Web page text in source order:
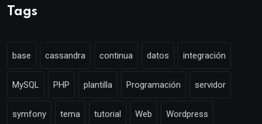
Tags
base cassandra continua datos integración
MySQL PHP plantilla Programación servidor
symfony tema tutorial Web Wordpress